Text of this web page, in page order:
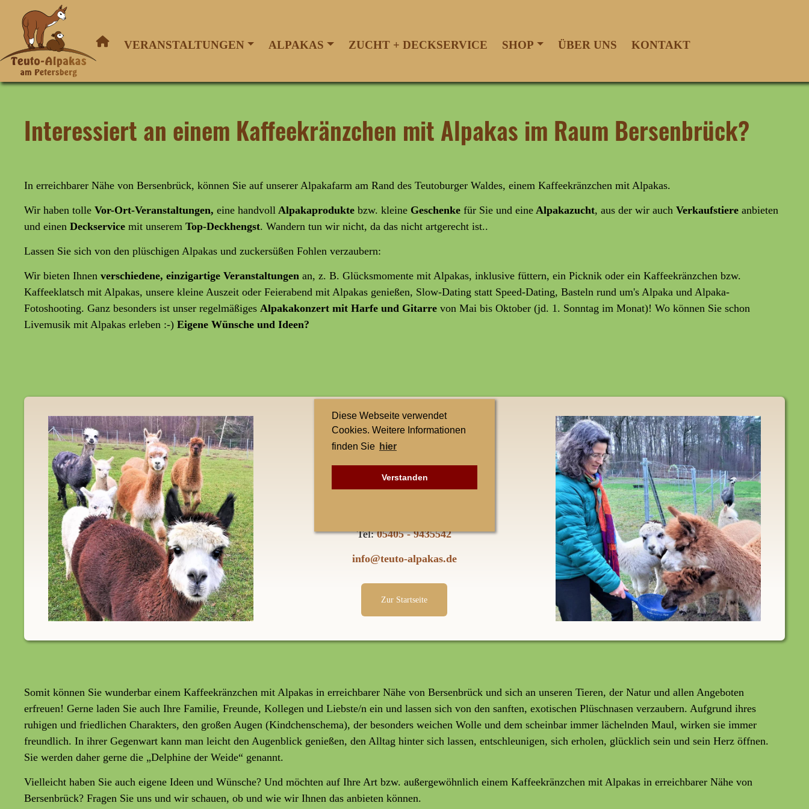
Diese Webseite verwendet
Cookies. Weitere Informationen
finden Sie hier
Verstanden
VERANSTALTUNGEN ALPAKAS ZUCHT + DECKSERVICE SHOP ÜBER UNS KONTAKT
Interessiert an einem Kaffeekränzchen mit Alpakas im Raum Bersenbrück?
In erreichbarer Nähe von Bersenbrück, können Sie auf unserer Alpakafarm am Rand des Teutoburger Waldes, einem Kaffeekränzchen mit Alpakas.
Wir haben tolle Vor-Ort-Veranstaltungen, eine handvoll Alpakaprodukte bzw. kleine Geschenke für Sie und eine Alpakazucht, aus der wir auch Verkaufstiere anbieten
und einen Deckservice mit unserem Top-Deckhengst. Wandern tun wir nicht, da das nicht artgerecht ist..
Lassen Sie sich von den plüschigen Alpakas und zuckersüßen Fohlen verzaubern:
Wir bieten Ihnen verschiedene, einzigartige Veranstaltungen an, z. B. Glücksmomente mit Alpakas, inklusive füttern, ein Picknik oder ein Kaffeekränzchen bzw.
Kaffeeklatsch mit Alpakas, unsere kleine Auszeit oder Feierabend mit Alpakas genießen, Slow-Dating statt Speed-Dating, Basteln rund um's Alpaka und Alpaka-
Fotoshooting. Ganz besonders ist unser regelmäßiges Alpakakonzert mit Harfe und Gitarre von Mai bis Oktober (jd. 1. Sonntag im Monat)! Wo können Sie schon
Livemusik mit Alpakas erleben :-) Eigene Wünsche und Ideen?
Kontakt
Elke Singh
Petersberg 1
Tel:05405 - 9435542
info@teuto-alpakas.de
Zur Startseite
Somit können Sie wunderbar einem Kaffeekränzchen mit Alpakas in erreichbarer Nähe von Bersenbrück und sich an unseren Tieren, der Natur und allen Angeboten
erfreuen! Gerne laden Sie auch Ihre Familie, Freunde, Kollegen und Liebste/n ein und lassen sich von den sanften, exotischen Plüschnasen verzaubern. Aufgrund ihres
ruhigen und friedlichen Charakters, den großen Augen (Kindchenschema), der besonders weichen Wolle und dem scheinbar immer lächelnden Maul, wirken sie immer
freundlich. In ihrer Gegenwart kann man leicht den Augenblick genießen, den Alltag hinter sich lassen, entschleunigen, sich erholen, glücklich sein und sein Herz öffnen.
Sie werden daher gerne die „Delphine der Weide“ genannt.
Vielleicht haben Sie auch eigene Ideen und Wünsche? Und möchten auf Ihre Art bzw. außergewöhnlich einem Kaffeekränzchen mit Alpakas in erreichbarer Nähe von
Bersenbrück? Fragen Sie uns und wir schauen, ob und wie wir Ihnen das anbieten können.